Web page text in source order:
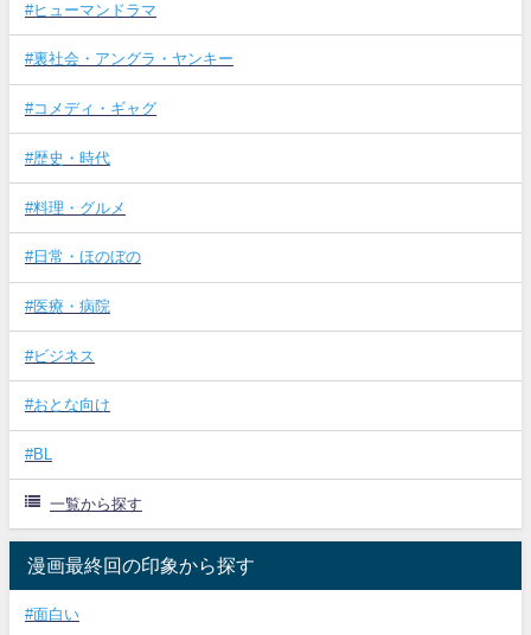
#ヒューマンドラマ
#裏社会・アングラ・ヤンキー
#コメディ・ギャグ
#歴史・時代
#料理・グルメ
#日常・ほのぼの
#医療・病院
#ビジネス
#おとな向け
#BL
一覧から探す
漫画最終回の印象から探す
#面白い